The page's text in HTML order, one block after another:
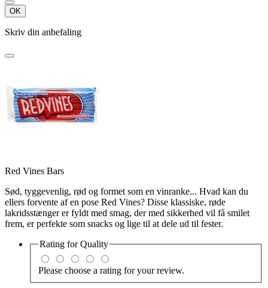
OK
Skriv din anbefaling
Red Vines Bars
Sød, tyggevenlig, rød og formet som en vinranke... Hvad kan du
ellers forvente af en pose Red Vines? Disse klassiske, røde
lakridsstænger er fyldt med smag, der med sikkerhed vil få smilet
frem, er perfekte som snacks og lige til at dele ud til fester.
Rating forQuality
Please choose a rating for your review.